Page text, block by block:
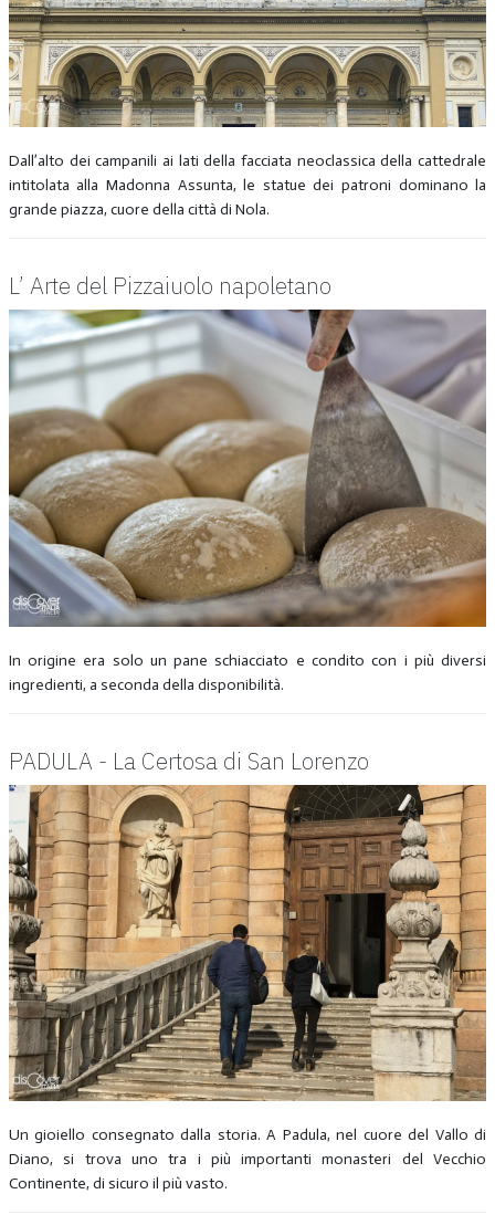
Dall’alto dei campanili ai lati della facciata neoclassica della cattedrale
intitolata alla Madonna Assunta, le statue dei patroni dominano la
grande piazza, cuore della città di Nola.
L’ Arte del Pizzaiuolo napoletano
In origine era solo un pane schiacciato e condito con i più diversi
ingredienti, a seconda della disponibilità.
PADULA - La Certosa di San Lorenzo
Un gioiello consegnato dalla storia. A Padula, nel cuore del Vallo di
Diano, si trova uno tra i più importanti monasteri del Vecchio
Continente, di sicuro il più vasto.